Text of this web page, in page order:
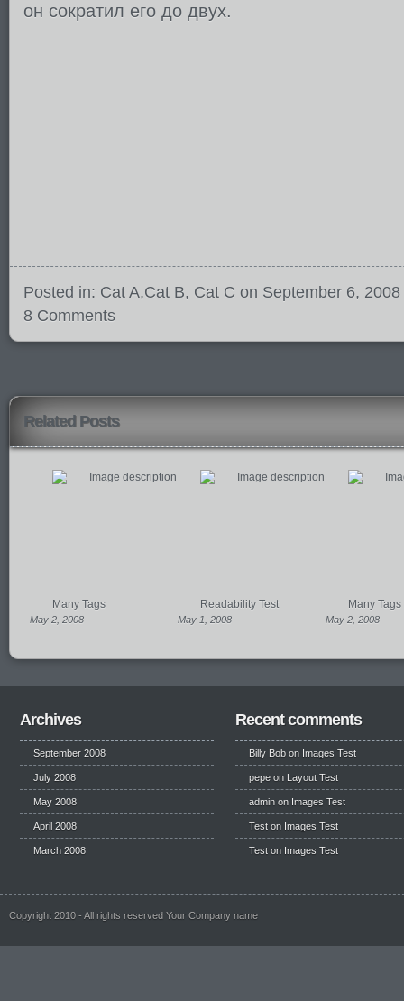
он сократил его до двух.
Posted in: Cat A,Cat B, Cat C on September 6, 2008
8 Comments
Related Posts
Many Tags
May 2, 2008
Readability Test
May 1, 2008
Many Tags
May 2, 2008
Archives
September 2008
July 2008
May 2008
April 2008
March 2008
Recent comments
Billy Bob on Images Test
pepe on Layout Test
admin on Images Test
Test on Images Test
Test on Images Test
Copyright 2010 - All rights reserved Your Company name